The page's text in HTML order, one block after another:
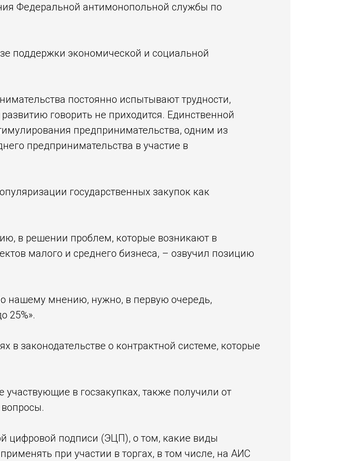
Федеральной антимонопольной службы по
поддержки экономической и социальной
постоянно испытывают трудности,
говорить не приходится. Единственной
предпринимательства, одним из
предпринимательства в участие в
государственных закупок как
в решении проблем, которые возникают в
малого и среднего бизнеса, – озвучил позицию
нашему мнению, нужно, в первую очередь,
25%».
в законодательстве о контрактной системе, которые
в госзакупках, также получили от
цифровой подписи (ЭЦП), о том, какие виды
при участии в торгах, в том числе, на АИС